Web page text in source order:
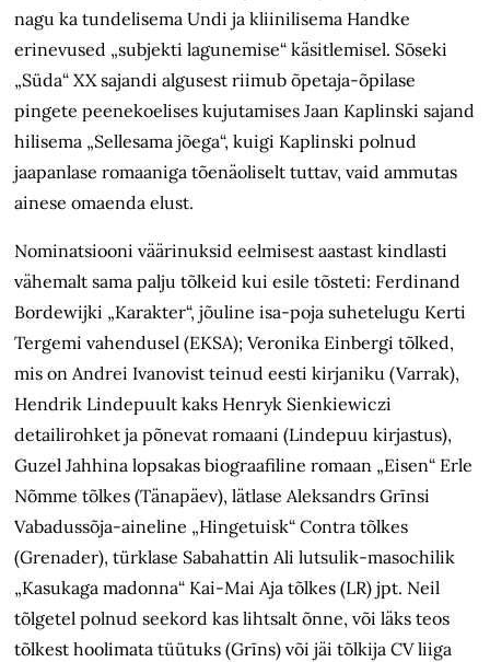
nagu ka tundelisema Undi ja kliinilisema Handke
erinevused „subjekti lagunemise“ käsitlemisel. Sōseki
„Süda“ XX sajandi algusest riimub õpetaja-õpilase
pingete peenekoelises kujutamises Jaan Kaplinski sajand
hilisema „Sellesama jõega“, kuigi Kaplinski polnud
jaapanlase romaaniga tõenäoliselt tuttav, vaid ammutas
ainese omaenda elust.
Nominatsiooni väärinuksid eelmisest aastast kindlasti
vähemalt sama palju tõlkeid kui esile tõsteti: Ferdinand
Bordewijki „Karakter“, jõuline isa-poja suhetelugu Kerti
Tergemi vahendusel (EKSA); Veronika Einbergi tõlked,
mis on Andrei Ivanovist teinud eesti kirjaniku (Varrak),
Hendrik Lindepuult kaks Henryk Sienkiewiczi
detailirohket ja põnevat romaani (Lindepuu kirjastus),
Guzel Jahhina lopsakas biograafiline romaan „Eisen“ Erle
Nõmme tõlkes (Tänapäev), lätlase Aleksandrs Grīnsi
Vabadussõja-aineline „Hingetuisk“ Contra tõlkes
(Grenader), türklase Sabahattin Ali lutsulik-masochilik
„Kasukaga madonna“ Kai-Mai Aja tõlkes (LR) jpt. Neil
tõlgetel polnud seekord kas lihtsalt õnne, või läks teos
tõlkest hoolimata tüütuks (Grīns) või jäi tõlkija CV liiga